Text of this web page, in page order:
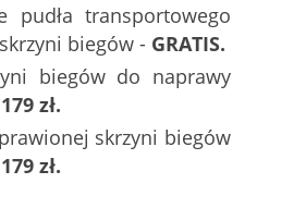
pudła transportowego
biegów - GRATIS.
biegów do naprawy
179 zł.
skrzyni biegów
179 zł.